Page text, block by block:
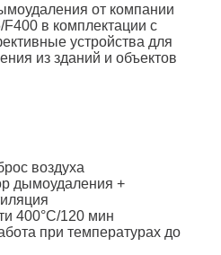
от компании
в комплектации с
устройства для
из зданий и объектов
воздуха
дымоудаления +
400°C/120 мин
при температурах до